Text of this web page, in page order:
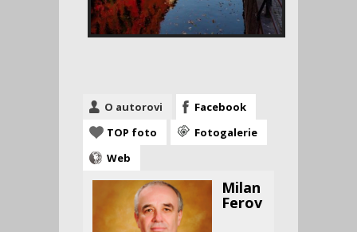
O autorovi
Facebook
TOP foto
Fotogalerie
Web
Milan
Ferov